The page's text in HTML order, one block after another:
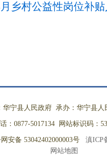
乡村公益性岗位补
华宁县人民政府 承办：华宁县人
：0877-5017134 网站标识码：
安备 53042402000003号
滇ICP
网站地图